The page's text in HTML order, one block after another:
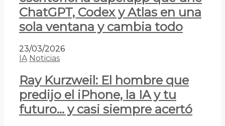
ChatGPT, Codex y Atlas en una
sola ventana y cambia todo
23/03/2026
IA Noticias
Ray Kurzweil: El hombre que
predijo el iPhone, la IA y tu
futuro… y casi siempre acertó